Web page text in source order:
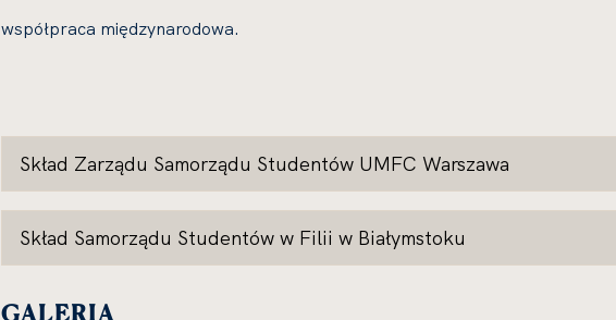
współpraca międzynarodowa.
Skład Zarządu Samorządu Studentów UMFC Warszawa
Skład Samorządu Studentów w Filii w Białymstoku
GALERIA